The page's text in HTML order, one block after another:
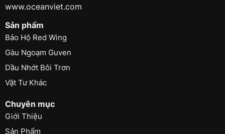
www.oceanviet.com
Sản phẩm
Bảo Hộ Red Wing
Gàu Ngoạm Guven
Dầu Nhớt Bôi Trơn
Vật Tư Khác
Chuyên mục
Giới Thiệu
Sản Phẩm